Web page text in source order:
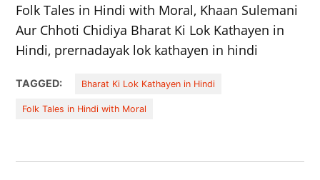
Folk Tales in Hindi with Moral, Khaan Sulemani
Aur Chhoti Chidiya Bharat Ki Lok Kathayen in
Hindi, prernadayak lok kathayen in hindi
TAGGED: Bharat Ki Lok Kathayen in Hindi
Folk Tales in Hindi with Moral